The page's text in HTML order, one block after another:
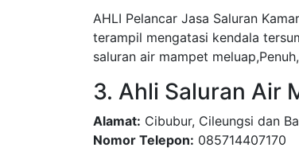
AHLI Pelancar Jasa Saluran
terampil mengatasi kendala
saluran air mampet
3. Ahli Saluran Air
Alamat: Cibubur, Cileungsi dan
Nomor Telepon: 085714407170